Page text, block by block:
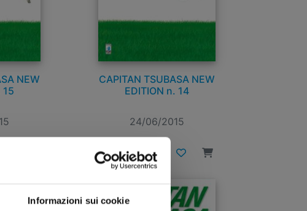
Informazioni sui cookie
NEW
15
CAPITAN TSUBASA NEW
EDITION n. 14
24/06/2015
€ 8,00